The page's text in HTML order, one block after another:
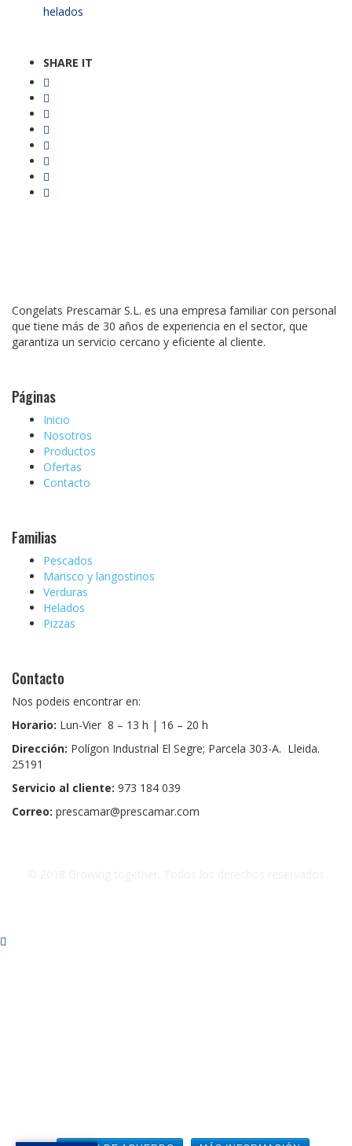
helados
SHARE IT
Congelats Prescamar S.L. es una empresa familiar con personal
que tiene más de 30 años de experiencia en el sector, que
garantiza un servicio cercano y eficiente al cliente.
Páginas
Inicio
Nosotros
Productos
Ofertas
Contacto
Familias
Pescados
Marisco y langostinos
Verduras
Helados
Pizzas
Contacto
Nos podeis encontrar en:
Horario: Lun-Vier 8 – 13 h | 16 – 20 h
Dirección: Polígon Industrial El Segre; Parcela 303-A. Lleida.
25191
Servicio al cliente: 973 184 039
Correo: prescamar@prescamar.com